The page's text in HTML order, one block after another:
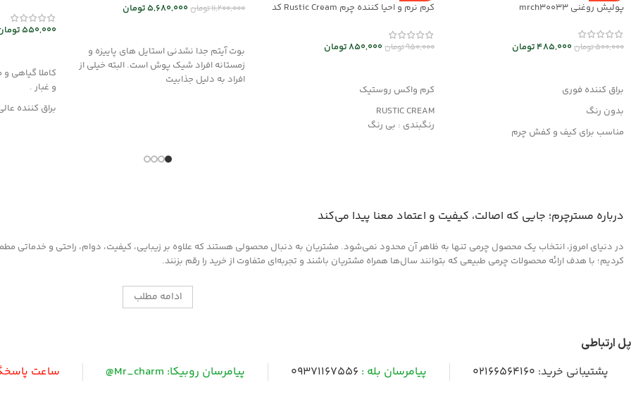
پولیش روغنی mrch30033
500,000تومان485,000تومان
براق کننده فوری
بدون رنگ
مناسب برای کیف و کفش چرم
کرم نرم و احیا کننده چرم Rustic Cream کد
950,000تومان850,000تومان
کرم واکس روستیک
RUSTIC CREAM
رنگبندی : بی رنگ
11,200,000تومان5,680,000تومان
بوت آیتم جدا نشدنی استایل های پاییزه و
زمستانه افراد شیک پوش است. البته خیلی از
افراد به دلیل جذابیت
550,000
کاملا گیاهی
و غبار .
براق کننده
را روی سطح
درباره مسترچرم؛ جایی که اصالت، کیفیت و اعتماد معنا پیدا می‌کند
در دنیای امروز، انتخاب یک محصول چرمی تنها به ظاهر آن محدود نمی‌شود. مشتریان به دنبال محصولی هستند که علاوه بر زیبایی، کیفیت، دوام، راحتی و خدماتی
کردیم؛ با هدف ارائه محصولات چرمی طبیعی که بتوانند سال‌ها همراه مشتریان باشند و تجربه‌ای متفاوت از خرید را رقم بزنند.
ادامه مطلب
پل ارتباطی
پشتیبانی خرید: 02166564160 پیامرسان بله : 09371167556 پیامرسان روبیکا: Mr_charm@ ساعت